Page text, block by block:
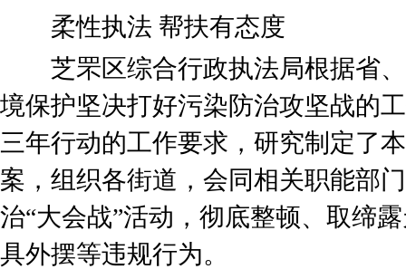
柔性执法 帮扶有态度
芝罘区综合行政执法局根据省、
境保护坚决打好污染防治攻坚战的
三年行动的工作要求，研究制定了
案，组织各街道，会同相关职能部
治“大会战”活动，彻底整顿、取缔
具外摆等违规行为。